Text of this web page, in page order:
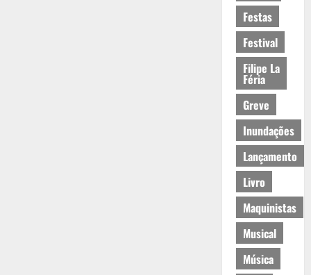
Festas
Festival
Filipe La
Féria
Greve
Inundações
Lançamento
Livro
Maquinistas
Musical
Música